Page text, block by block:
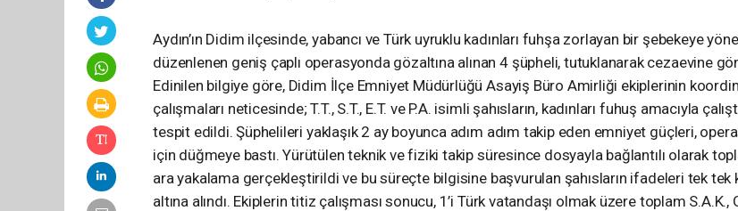
Aydın’ın Didim ilçesinde, yabancı ve Türk uyruklu kadınları fuhşa zorlayan bir şebekeye
düzenlenen geniş çaplı operasyonda gözaltına alınan 4 şüpheli, tutuklanarak cezaevine
Edinilen bilgiye göre, Didim İlçe Emniyet Müdürlüğü Asayiş Büro Amirliği ekiplerinin
çalışmaları neticesinde; T.T., S.T., E.T. ve P.A. isimli şahısların, kadınları fuhuş amacıyla
tespit edildi. Şüphelileri yaklaşık 2 ay boyunca adım adım takip eden emniyet güçleri,
için düğmeye bastı. Yürütülen teknik ve fiziki takip süresince dosyayla bağlantılı olarak
ara yakalama gerçekleştirildi ve bu süreçte bilgisine başvurulan şahısların ifadeleri tek tek
altına alındı. Ekiplerin titiz çalışması sonucu, 1’i Türk vatandaşı olmak üzere toplam S.A.K.,